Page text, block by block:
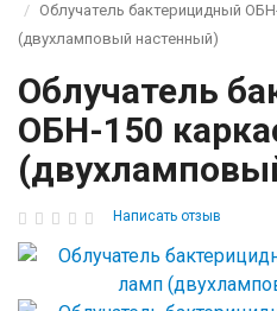
Облучатель бактерицидный
(двухламповый настенный)
Облучатель
ОБН-150
Написать отзыв